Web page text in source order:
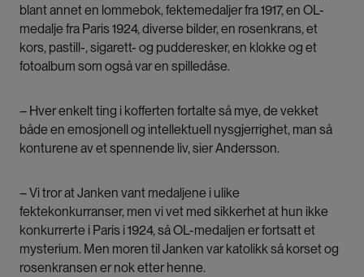
blant annet en lommebok, fektemedaljer fra 1917, en OL-
medalje fra Paris 1924, diverse bilder, en rosenkrans, et
kors, pastill-, sigarett- og pudderesker, en klokke og et
fotoalbum som også var en spilledåse.
– Hver enkelt ting i kofferten fortalte så mye, de vekket
både en emosjonell og intellektuell nysgjerrighet, man så
konturene av et spennende liv, sier Andersson.
– Vi tror at Janken vant medaljene i ulike
fektekonkurranser, men vi vet med sikkerhet at hun ikke
konkurrerte i Paris i 1924, så OL-medaljen er fortsatt et
mysterium. Men moren til Janken var katolikk så korset og
rosenkransen er nok etter henne.